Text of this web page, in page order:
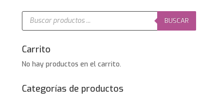
16,95€.9,95€.
Búsqueda
productos
BUSCAR
Carrito
No hay productos en el carrito.
Categorías de productos